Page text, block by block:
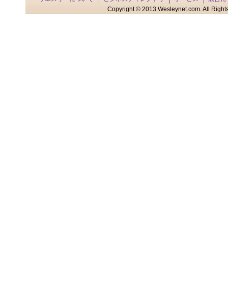
Copyright © 2013 Wesleynet.com. All